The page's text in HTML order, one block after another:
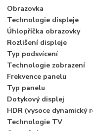
Obrazovka
Technologie displeje
Úhlopříčka obrazovky
Rozlišení displeje
Typ podsvícení
Technologie zobrazení
Frekvence panelu
Typ panelu
Dotykový displej
HDR (vysoce dynamický
Technologie TV